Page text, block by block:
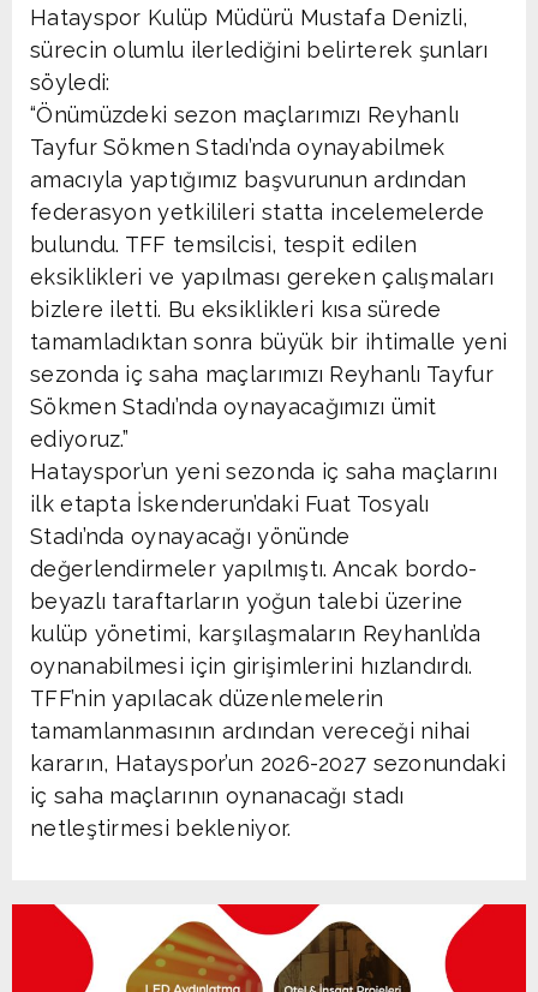
Hatayspor Kulüp Müdürü Mustafa Denizli,
sürecin olumlu ilerlediğini belirterek şunları
söyledi:
“Önümüzdeki sezon maçlarımızı Reyhanlı
Tayfur Sökmen Stadı’nda oynayabilmek
amacıyla yaptığımız başvurunun ardından
federasyon yetkilileri statta incelemelerde
bulundu. TFF temsilcisi, tespit edilen
eksiklikleri ve yapılması gereken çalışmaları
bizlere iletti. Bu eksiklikleri kısa sürede
tamamladıktan sonra büyük bir ihtimalle yeni
sezonda iç saha maçlarımızı Reyhanlı Tayfur
Sökmen Stadı’nda oynayacağımızı ümit
ediyoruz.”
Hatayspor’un yeni sezonda iç saha maçlarını
ilk etapta İskenderun’daki Fuat Tosyalı
Stadı’nda oynayacağı yönünde
değerlendirmeler yapılmıştı. Ancak bordo-
beyazlı taraftarların yoğun talebi üzerine
kulüp yönetimi, karşılaşmaların Reyhanlı’da
oynanabilmesi için girişimlerini hızlandırdı.
TFF’nin yapılacak düzenlemelerin
tamamlanmasının ardından vereceği nihai
kararın, Hatayspor’un 2026-2027 sezonundaki
iç saha maçlarının oynanacağı stadı
netleştirmesi bekleniyor.